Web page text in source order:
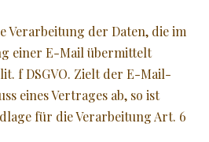
Verarbeitung der Daten, die im
einer E-Mail übermittelt
f DSGVO. Zielt der E-Mail-
eines Vertrages ab, so ist
für die Verarbeitung Art. 6